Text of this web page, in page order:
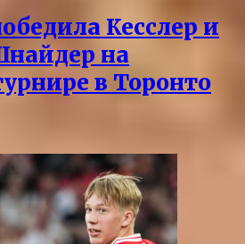
Кесслер и
на
в Торонто